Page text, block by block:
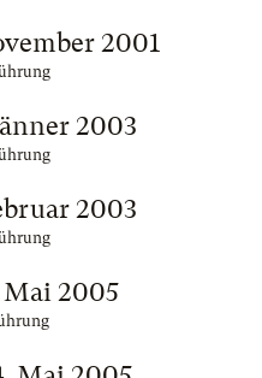
2001
2003
2003
Mai 2005